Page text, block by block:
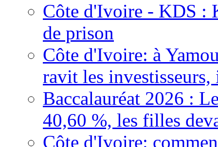
Côte d'Ivoire - KDS :
de prison
Côte d'Ivoire: à
ravit les
Baccalauréat 2026 :
40,60 %, les filles
Côte d'Ivoire: